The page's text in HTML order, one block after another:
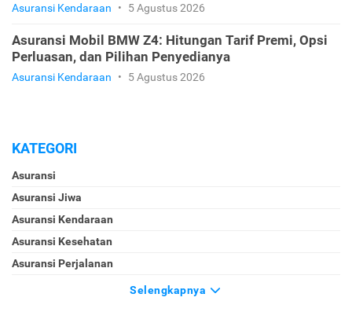
Asuransi Kendaraan • 5 Agustus 2026
Asuransi Mobil BMW Z4: Hitungan Tarif Premi, Opsi
Perluasan, dan Pilihan Penyedianya
Asuransi Kendaraan • 5 Agustus 2026
KATEGORI
Asuransi
Asuransi Jiwa
Asuransi Kendaraan
Asuransi Kesehatan
Asuransi Perjalanan
Selengkapnya